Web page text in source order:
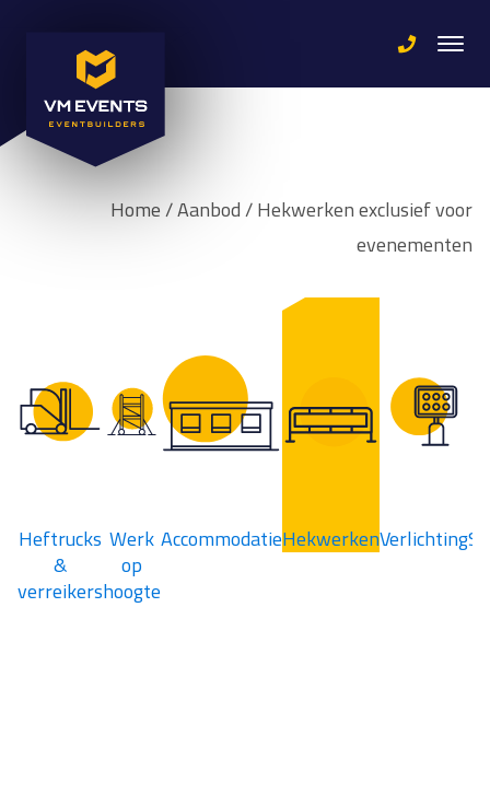
Home/Aanbod/Hekwerken exclusief voor
evenementen
Heftrucks
&
verreikers
Werk
op
hoogte
AccommodatieHekwerkenVerlichting